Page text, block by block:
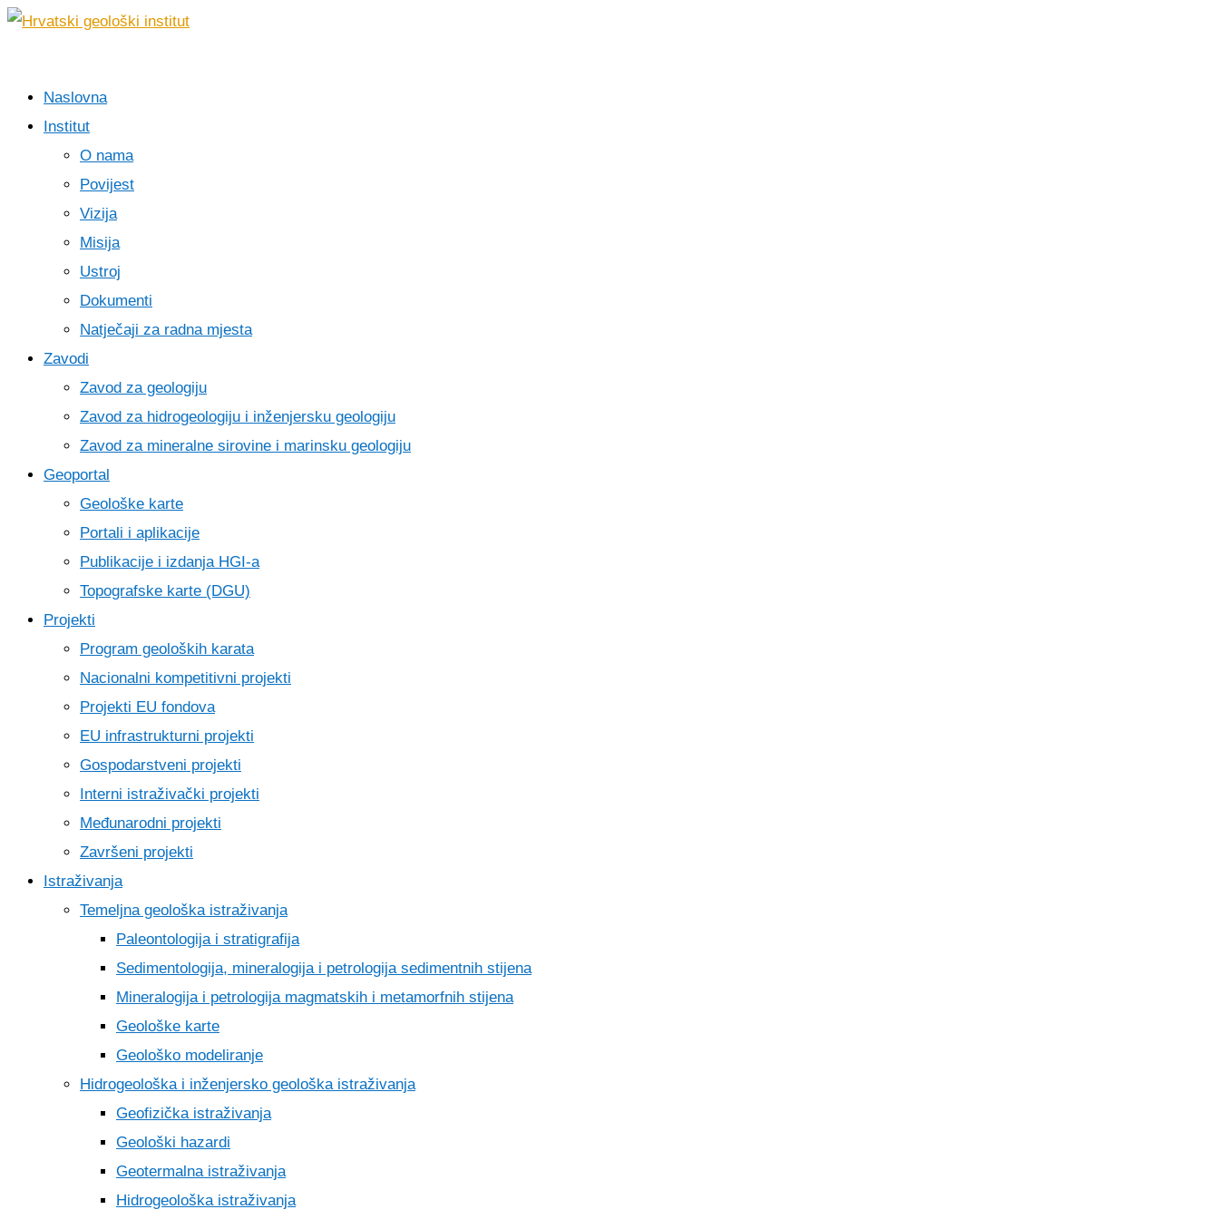
Naslovna
Institut
O nama
Povijest
Vizija
Misija
Ustroj
Dokumenti
Natječaji za radna mjesta
Zavodi
Zavod za geologiju
Zavod za hidrogeologiju i inženjersku geologiju
Zavod za mineralne sirovine i marinsku geologiju
Geoportal
Geološke karte
Portali i aplikacije
Publikacije i izdanja HGI-a
Topografske karte (DGU)
Projekti
Program geoloških karata
Nacionalni kompetitivni projekti
Projekti EU fondova
EU infrastrukturni projekti
Gospodarstveni projekti
Interni istraživački projekti
Međunarodni projekti
Završeni projekti
Istraživanja
Temeljna geološka istraživanja
Paleontologija i stratigrafija
Sedimentologija, mineralogija i petrologija sedimentnih stijena
Mineralogija i petrologija magmatskih i metamorfnih stijena
Geološke karte
Geološko modeliranje
Hidrogeološka i inženjersko geološka istraživanja
Geofizička istraživanja
Geološki hazardi
Geotermalna istraživanja
Hidrogeološka istraživanja